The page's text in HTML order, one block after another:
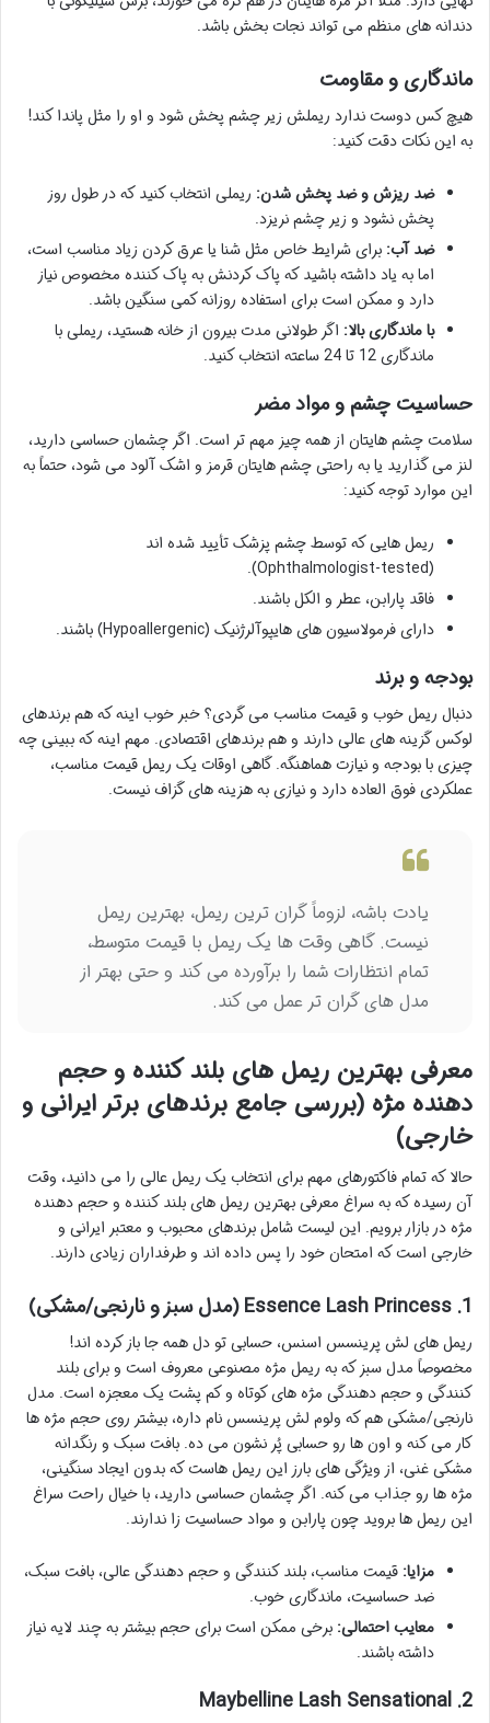
دندانه های منظم می تواند نجات بخش باشد.
ماندگاری و مقاومت
هیچ کس دوست ندارد ریملش زیر چشم پخش شود و او را مثل پاندا کند!
به این نکات دقت کنید:
ضد ریزش و ضد پخش شدن: ریملی انتخاب کنید که در طول روز
پخش نشود و زیر چشم نریزد.
ضد آب: برای شرایط خاص مثل شنا یا عرق کردن زیاد مناسب است،
اما به یاد داشته باشید که پاک کردنش به پاک کننده مخصوص نیاز
دارد و ممکن است برای استفاده روزانه کمی سنگین باشد.
با ماندگاری بالا: اگر طولانی مدت بیرون از خانه هستید، ریملی با
ماندگاری 12 تا 24 ساعته انتخاب کنید.
حساسیت چشم و مواد مضر
سلامت چشم هایتان از همه چیز مهم تر است. اگر چشمان حساسی دارید،
لنز می گذارید یا به راحتی چشم هایتان قرمز و اشک آلود می شود، حتماً به
این موارد توجه کنید:
ریمل هایی که توسط چشم پزشک تأیید شده اند
(Ophthalmologist-tested).
فاقد پارابن، عطر و الکل باشند.
دارای فرمولاسیون های هایپوآلرژنیک (Hypoallergenic) باشند.
بودجه و برند
دنبال ریمل خوب و قیمت مناسب می گردی؟ خبر خوب اینه که هم برندهای
لوکس گزینه های عالی دارند و هم برندهای اقتصادی. مهم اینه که ببینی چه
چیزی با بودجه و نیازت هماهنگه. گاهی اوقات یک ریمل قیمت مناسب،
عملکردی فوق العاده دارد و نیازی به هزینه های گزاف نیست.
یادت باشه، لزوماً گران ترین ریمل، بهترین ریمل
نیست. گاهی وقت ها یک ریمل با قیمت متوسط،
تمام انتظارات شما را برآورده می کند و حتی بهتر از
مدل های گران تر عمل می کند.
معرفی بهترین ریمل های بلند کننده و حجم
دهنده مژه (بررسی جامع برندهای برتر ایرانی و
خارجی)
حالا که تمام فاکتورهای مهم برای انتخاب یک ریمل عالی را می دانید، وقت
آن رسیده که به سراغ معرفی بهترین ریمل های بلند کننده و حجم دهنده
مژه در بازار برویم. این لیست شامل برندهای محبوب و معتبر ایرانی و
خارجی است که امتحان خود را پس داده اند و طرفداران زیادی دارند.
1. Essence Lash Princess (مدل سبز و نارنجی/مشکی)
ریمل های لش پرینسس اسنس، حسابی تو دل همه جا باز کرده اند!
مخصوصاً مدل سبز که به ریمل مژه مصنوعی معروف است و برای بلند
کنندگی و حجم دهندگی مژه های کوتاه و کم پشت یک معجزه است. مدل
نارنجی/مشکی هم که ولوم لش پرینسس نام داره، بیشتر روی حجم مژه ها
کار می کنه و اون ها رو حسابی پُر نشون می ده. بافت سبک و رنگدانه
مشکی غنی، از ویژگی های بارز این ریمل هاست که بدون ایجاد سنگینی،
مژه ها رو جذاب می کنه. اگر چشمان حساسی دارید، با خیال راحت سراغ
این ریمل ها بروید چون پارابن و مواد حساسیت زا ندارند.
مزایا: قیمت مناسب، بلند کنندگی و حجم دهندگی عالی، بافت سبک،
ضد حساسیت، ماندگاری خوب.
معایب احتمالی: برخی ممکن است برای حجم بیشتر به چند لایه نیاز
داشته باشند.
2. Maybelline Lash Sensational